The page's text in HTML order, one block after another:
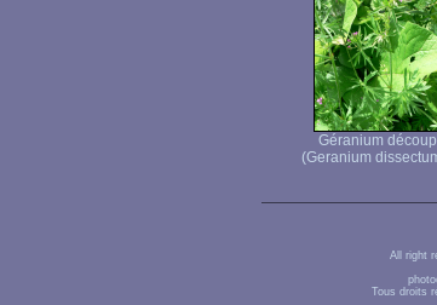
Géranium
(Geranium
All right
Tous droits